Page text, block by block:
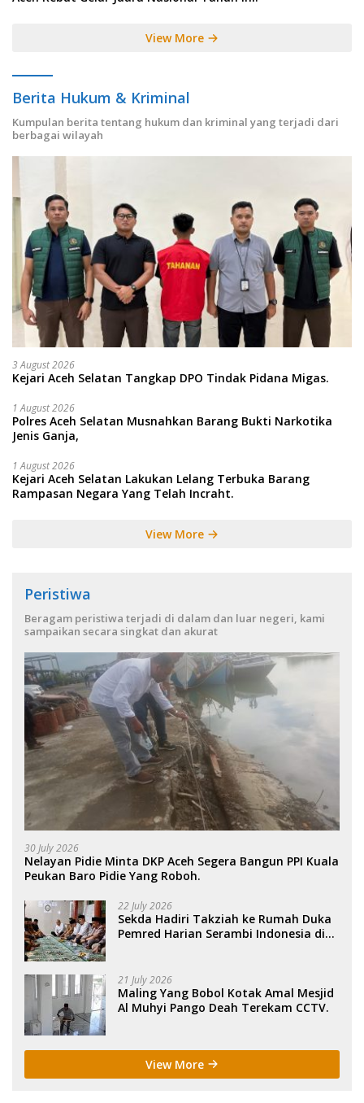
View More
Berita Hukum & Kriminal
Kumpulan berita tentang hukum dan kriminal yang terjadi dari
berbagai wilayah
3 August 2026
Kejari Aceh Selatan Tangkap DPO Tindak Pidana Migas.
1 August 2026
Polres Aceh Selatan Musnahkan Barang Bukti Narkotika
Jenis Ganja,
1 August 2026
Kejari Aceh Selatan Lakukan Lelang Terbuka Barang
Rampasan Negara Yang Telah Incraht.
View More
Peristiwa
Beragam peristiwa terjadi di dalam dan luar negeri, kami
sampaikan secara singkat dan akurat
30 July 2026
Nelayan Pidie Minta DKP Aceh Segera Bangun PPI Kuala
Peukan Baro Pidie Yang Roboh.
22 July 2026
Sekda Hadiri Takziah ke Rumah Duka
Pemred Harian Serambi Indonesia di
21 July 2026
Maling Yang Bobol Kotak Amal Mesjid
Al Muhyi Pango Deah Terekam CCTV.
View More